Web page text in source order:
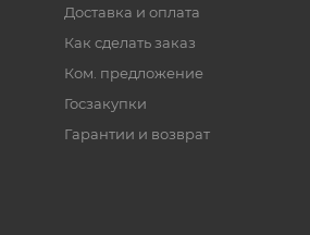
Доставка и оплата
Как сделать заказ
Ком. предложение
Госзакупки
Гарантии и возврат